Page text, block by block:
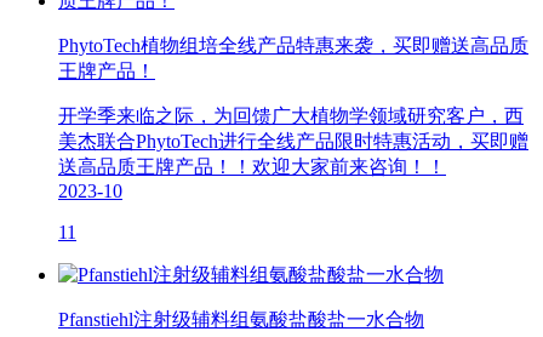
PhytoTech植物组培全线产品特惠来袭，买即赠送高品质
王牌产品！
开学季来临之际，为回馈广大植物学领域研究客户，西
美杰联合PhytoTech进行全线产品限时特惠活动，买即赠
送高品质王牌产品！！欢迎大家前来咨询！！
2023-10
11
Pfanstiehl注射级辅料组氨酸盐酸盐一水合物